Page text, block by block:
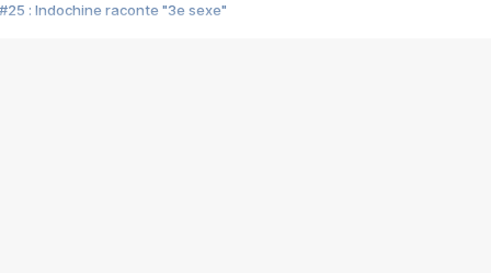
#25 : Indochine raconte "3e sexe"